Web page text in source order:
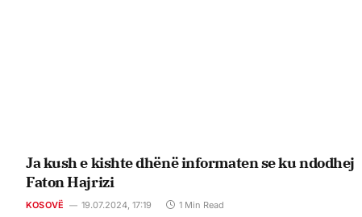
Ja kush e kishte dhënë informaten se ku ndodhej
Faton Hajrizi
KOSOVË 19.07.2024, 17:19 1 Min Read